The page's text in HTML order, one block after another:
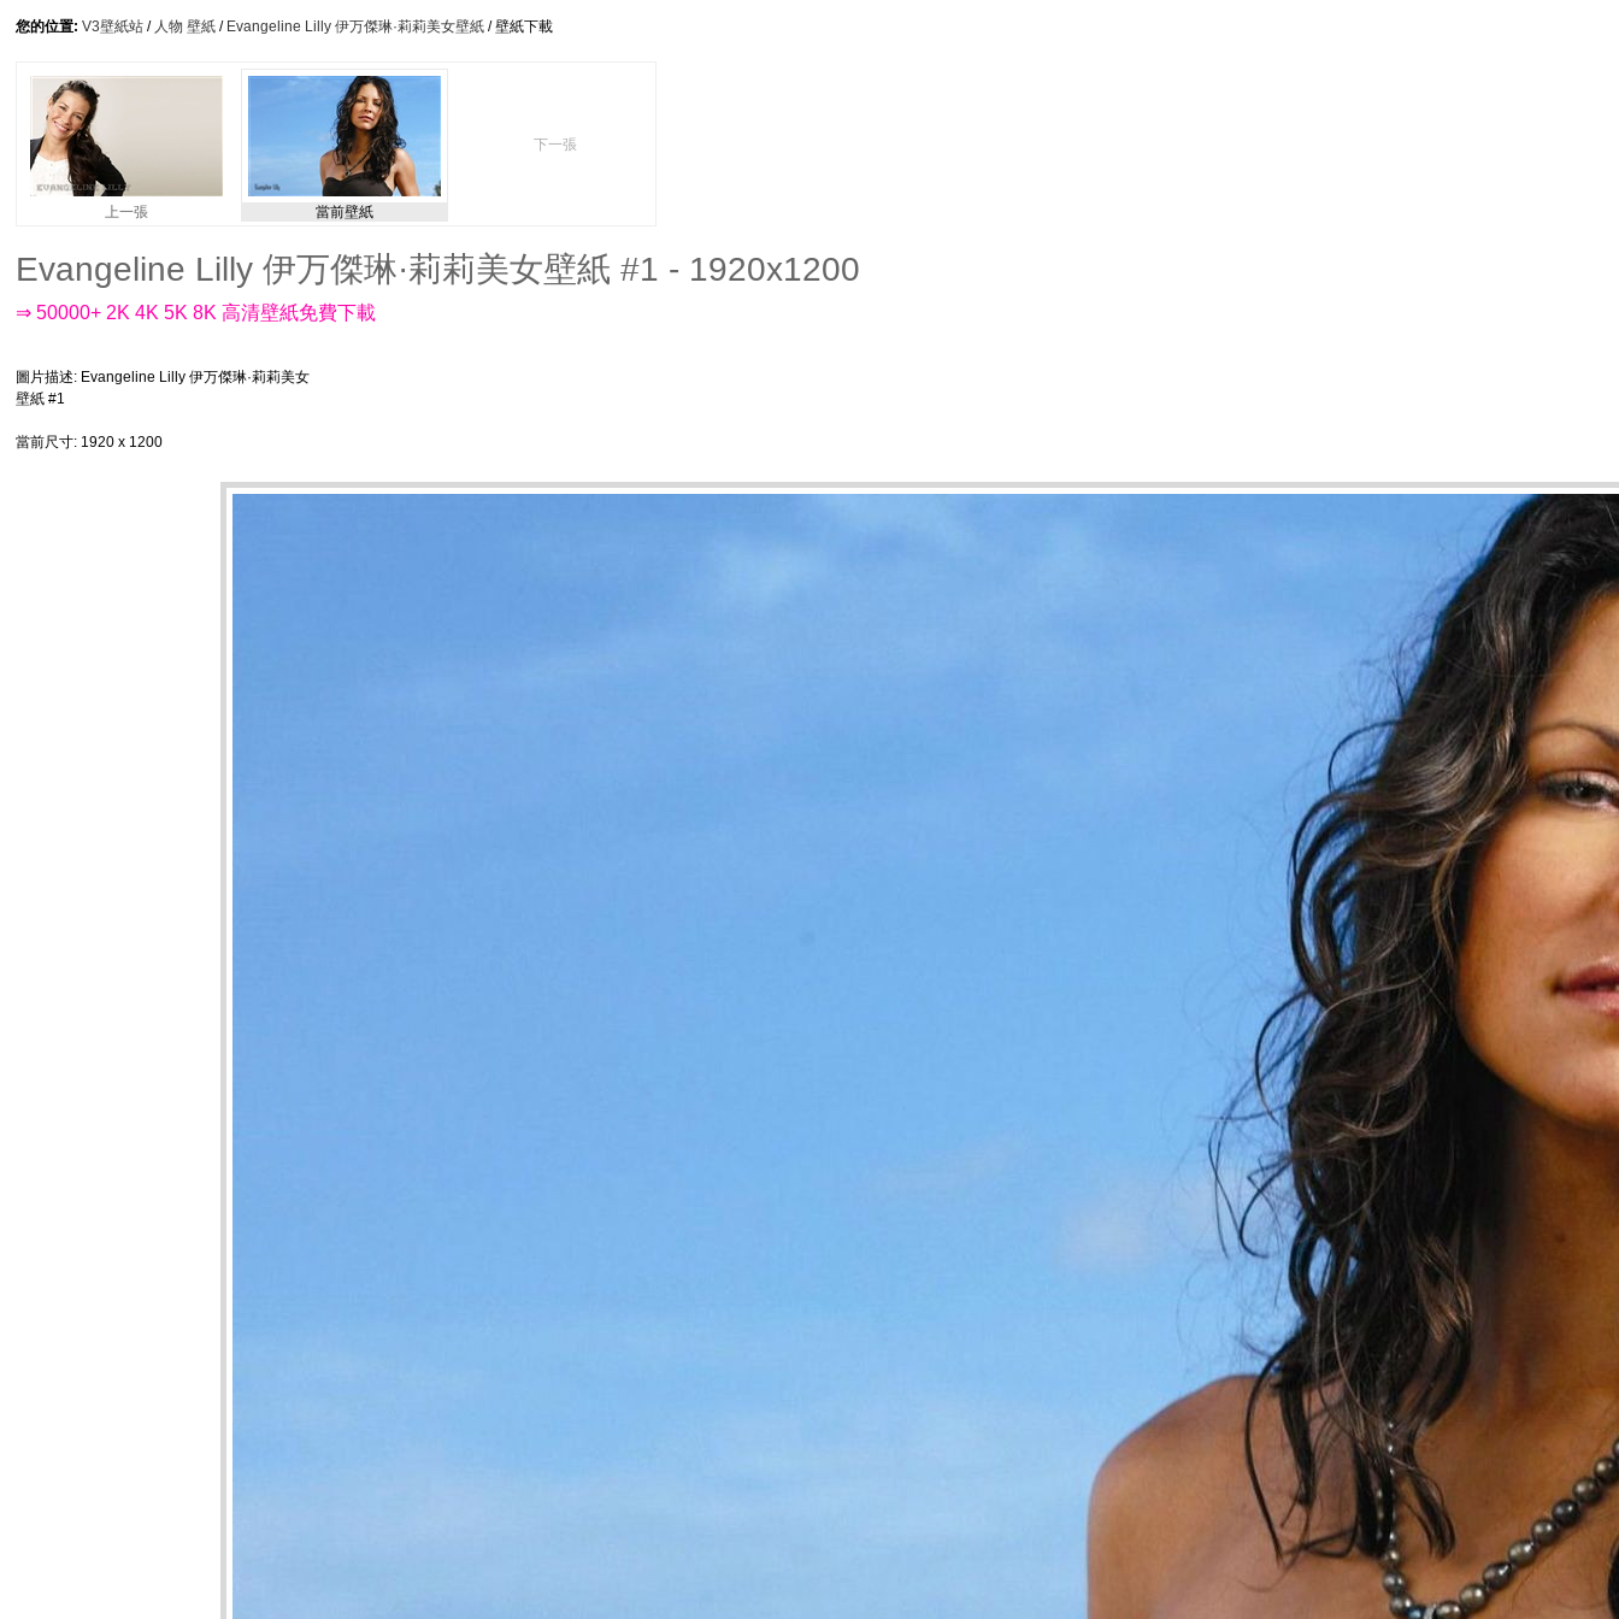
您的位置: V3壁紙站 / 人物 壁紙 / Evangeline Lilly 伊万傑琳·莉莉美女壁紙 / 壁紙下載
上一張 當前壁紙
下一張
Evangeline Lilly 伊万傑琳·莉莉美女壁紙 #1 - 1920x1200
⇒ 50000+ 2K 4K 5K 8K 高清壁紙免費下載
圖片描述: Evangeline Lilly 伊万傑琳·莉莉美女
壁紙 #1
當前尺寸: 1920 x 1200